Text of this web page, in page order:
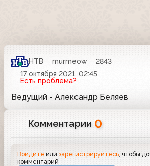
НТВ murmeow
2843
17 октября 2021, 02:45
Есть проблема?
Ведущий - Александр Беляев
Комментарии 0
Войдите илизарегистрируйтесь , чтобы
комментарий